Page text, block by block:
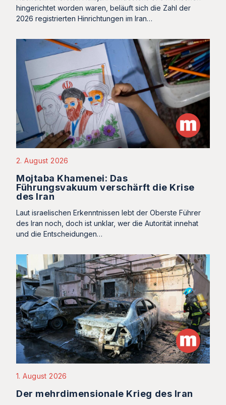
hingerichtet worden waren, beläuft sich die Zahl der
2026 registrierten Hinrichtungen im Iran…
2. August 2026
Mojtaba Khamenei: Das
Führungsvakuum verschärft die Krise
des Iran
Laut israelischen Erkenntnissen lebt der Oberste Führer
des Iran noch, doch ist unklar, wer die Autorität innehat
und die Entscheidungen…
1. August 2026
Der mehrdimensionale Krieg des Iran